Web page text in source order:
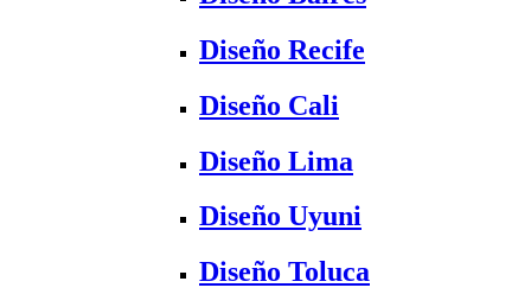
Diseño Recife
Diseño Cali
Diseño Lima
Diseño Uyuni
Diseño Toluca